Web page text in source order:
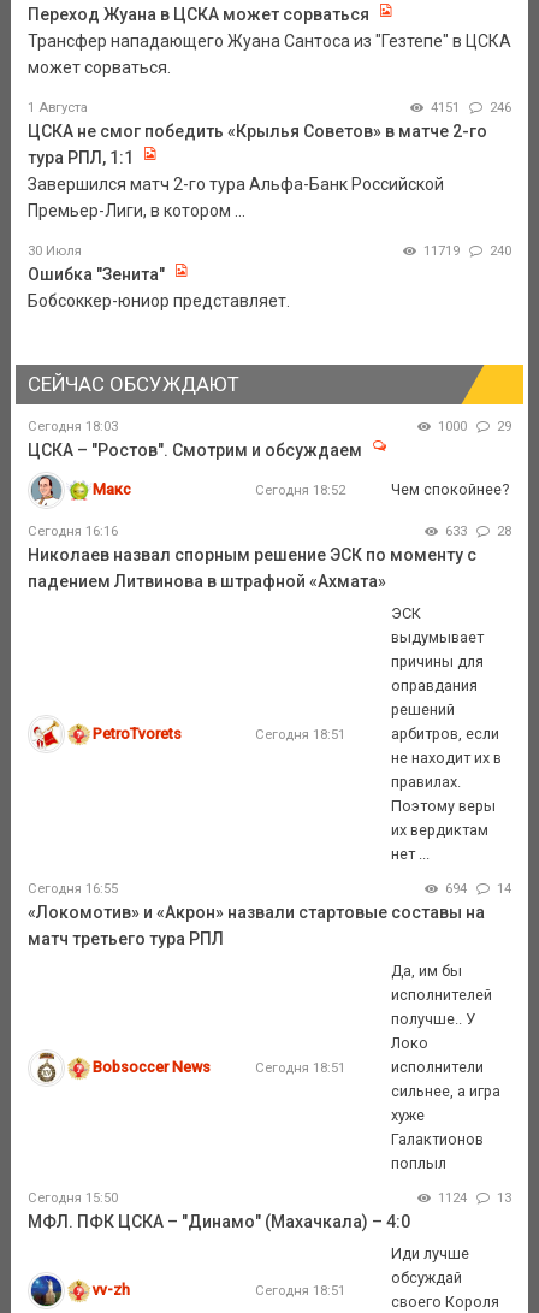
Переход Жуана в ЦСКА может сорваться
Трансфер нападающего Жуана Сантоса из "Гезтепе" в ЦСКА
может сорваться.
1 Августа 4151 246
ЦСКА не смог победить «Крылья Советов» в матче 2-го
тура РПЛ, 1:1
Завершился матч 2-го тура Альфа-Банк Российской
Премьер-Лиги, в котором ...
30 Июля 11719 240
Ошибка "Зенита"
Бобсоккер-юниор представляет.
СЕЙЧАС ОБСУЖДАЮТ
Сегодня 18:03 1000 29
ЦСКА – "Ростов". Смотрим и обсуждаем
Макс Сегодня 18:52 Чем спокойнее?
Сегодня 16:16 633 28
Николаев назвал спорным решение ЭСК по моменту с
падением Литвинова в штрафной «Ахмата»
PetroTvorets Сегодня 18:51
ЭСК
выдумывает
причины для
оправдания
решений
арбитров, если
не находит их в
правилах.
Поэтому веры
их вердиктам
нет ...
Сегодня 16:55 694 14
«Локомотив» и «Акрон» назвали стартовые составы на
матч третьего тура РПЛ
Bobsoccer News Сегодня 18:51
Да, им бы
исполнителей
получше.. У
Локо
исполнители
сильнее, а игра
хуже
Галактионов
поплыл
Сегодня 15:50 1124 13
МФЛ. ПФК ЦСКА – "Динамо" (Махачкала) – 4:0
vv-zh Сегодня 18:51
Иди лучше
обсуждай
своего Короля